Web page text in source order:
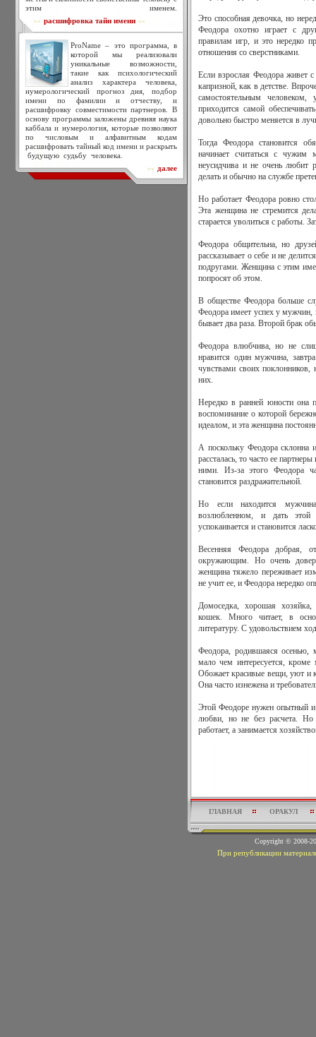
этим именем.
>> расшифровка тайн имени <<
ProName – это программа, в
которой мы реализовали
уникальные возможности,
такие как психологический
анализ характера человека,
нумерологический прогноз дня, подбор
имени по фамилии и отчеству, и
расшифровку совместимости партнеров. В
основу программы заложены древняя наука
каббала и нумерология, которые позволяют
по числовым и алфавитным кодам
расшифровать тайный код имени и раскрыть
будущую судьбу человека.
>> далее
Это способная девочка, но
Феодора охотно играет с
правилам игр, и это нередко
отношения со сверстниками.
Если взрослая Феодора живет с
капризной, как в детстве.
самостоятельным
приходится самой
довольно быстро меняется в
Тогда Феодора становится
начинает считаться с
неусидчива и не очень любит
делать и обычно на службе
Но работает Феодора ровно
Эта женщина не стремится
старается уволиться с работы.
Феодора общительна, но
рассказывает о себе и не
подругами. Женщина с этим
попросят об этом.
В обществе Феодора больше
Феодора имеет успех у мужчин,
бывает два раза. Второй брак
Феодора влюбчива, но не
нравится один мужчина,
чувствами своих
них.
Нередко в ранней юности она
воспоминание о которой
идеалом, и эта женщина
А поскольку Феодора склонна
рассталась, то часто ее
ними. Из-за этого Феодора
становится раздражительной.
Но если находится
возлюбленном, и дать
успокаивается и становится
Весенняя Феодора добрая,
окружающим. Но очень
женщина тяжело переживает
не учит ее, и Феодора нередко
Домоседка, хорошая
кошек. Много читает, в
литературу. С удовольствием
Феодора, родившаяся осенью,
мало чем интересуется,
Обожает красивые вещи, уют и
Она часто изнежена и
Этой Феодоре нужен опытный
любви, но не без расчета. Но
работает, а занимается
ГЛАВНАЯ ОРАКУЛ
Copyright © 2008-
При републикации